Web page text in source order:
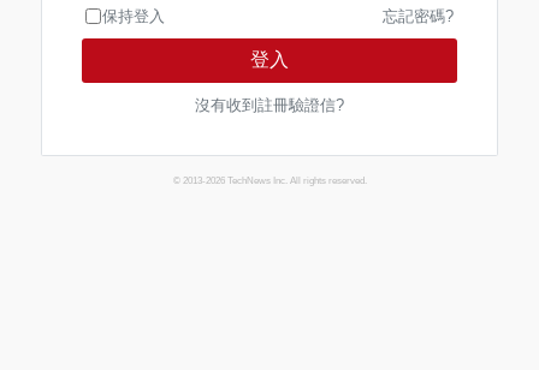
保持登入 忘記密碼?
登入
沒有收到註冊驗證信?
© 2013-2026 TechNews Inc. All rights reserved.